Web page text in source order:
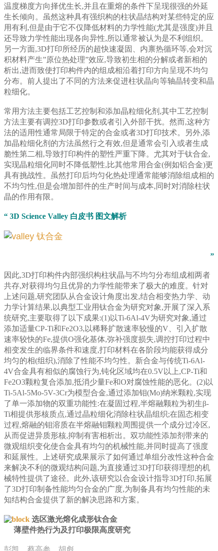
温度梯度方向择优生长,并且在重熔的条件下呈现很强的外延
生长倾向。虽然这种具有强织构的柱状晶结构对某些特定的应
用有利,但是由于它不仅降低材料的力学性能(尤其是强度)并且
还导致力学性能出现各向异性,所以通常被认为是不利组织。
另一方面,3D打印所经历的超快速凝固、内禀热循环等,会对沉
积材料产生”原位热处理”效应,导致初生相的分解或者新相的
析出,进而致使打印构件内的组成相沿着打印方向呈现不均匀
分布。前人提出了不同的方法来促进柱状晶向等轴晶转变和晶
粒细化。
常用方法主要包括工艺控制和添加晶粒细化剂,其中工艺控制
方法主要有调控3D打印参数或者引入外部干扰。然而,这种方
法的适用性通常局限于特定的合金或者3D打印技术。另外,添
加晶粒细化剂的方法虽然行之有效,但是通常会引入或者生成
脆性第二相,导致打印构件的塑性严重下降。尤其对于钛合金,
实现晶粒细化同时不降低塑性,比其他常用合金(例如铝合金)更
具有挑战性。虽然打印后均匀化热处理通常能够消除组成相的
不均匀性,但是会增加部件的生产时间与成本,同时对消除柱状
晶的作用有限。
“ 3D Science Valley 白皮书 图文解析
”
因此,3D打印构件内部强织构柱状晶与不均匀分布组成相两者
共存,对获得均匀且优异的力学性能带来了极大的难度。针对
上述问题,研究团队从合金设计角度出发,结合相变热力学、动
力学计算结果,以典型工业用钛合金为研究对象,开展了深入系
统研究,主要取得了以下成果:(1)以Ti-6Al-4V为研究对象,通过
添加适量CP-Ti和Fe2O3,以稀释扩散速率较慢的V、引入扩散
速率较快的Fe,提供O强化基体,弥补强度损失,调控打印过程中
相变发生的临界条件和速度,打印材料在各阶段均能获得成分
均匀的相(组织),消除了性能不均匀性。新合金与传统Ti-6Al-
4V合金具有相似的腐蚀行为,钝化区域均在0.5V以上,CP-Ti和
Fe2O3颗粒复合添加,抵消少量Fe和O对腐蚀性能的恶化。(2)以
Ti-5Al-5Mo-5V-3Cr为模型合金,通过添加钼(Mo)纳米颗粒,实现
了单一添加物的双重功能性:在凝固过程,半熔融颗粒为初生β-
Ti相提供形核质点,通过晶粒细化消除柱状晶组织;在固态相变
过程,熔融的钼溶质在半熔融钼颗粒周围提供一个成分过冷区,
从而促进异质形核,抑制有害相析出。双功能性添加剂带来的
微观组织变化使合金具有均匀的机械性能,并同时提高了强度
和延展性。上述研究成果展示了如何通过单组分改性这种合金
来解决不利的微观结构问题,为直接通过3D打印获得理想的机
械特性提供了途径。此外,该研究以合金设计指导3D打印,拓展
了3D打印制备性能均匀合金的广度,为制备具有均匀性能的未
知结构合金提供了新的解决思路和方案。
选区激光熔化成形钛合金
薄壁件热行为及打印极限高度研究
彭凯、蔡高参、胡彪